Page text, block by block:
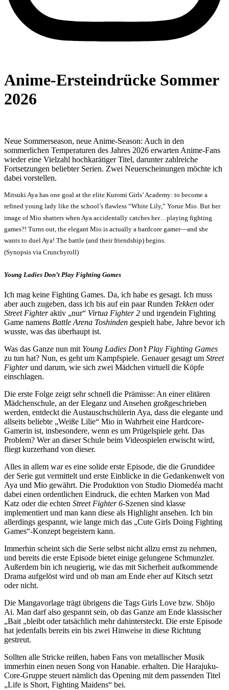
Anime-Ersteindrücke Sommer
2026
Neue Sommerseason, neue Anime-Season: Auch in den
sommerlichen Temperaturen des Jahres 2026 erwarten Anime-Fans
wieder eine Vielzahl hochkarätiger Titel, darunter zahlreiche
Fortsetzungen beliebter Serien. Zwei Neuerscheinungen möchte ich
dabei vorstellen.
Mitsuki Aya has one goal at the elite Kuromi Girls’ Academy: to become a
refined young lady like the school’s flawless “White Lily,” Yorue Mio. But her
image of Mio shatters when Aya accidentally catches her…playing fighting
games?! Turns out, the elegant Mio is actually a hardcore gamer—and she
wants to duel Aya! The battle (and their friendship) begins.
(Synopsis via Crunchyroll)
Young Ladies Don’t Play Fighting Games
Ich mag keine Fighting Games. Da, ich habe es gesagt. Ich muss
aber auch zugeben, dass ich bis auf ein paar Runden Tekken oder
Street Fighteraktiv „nur“ Virtua Fighter 2 und irgendein Fighting
Game namens Battle Arena Toshinden gespielt habe, Jahre bevor ich
wusste, was das überhaupt ist.
Was das Ganze nun mit Young Ladies Don’t Play Fighting Games
zu tun hat? Nun, es geht um Kampfspiele. Genauer gesagt um Street
Fighterund darum, wie sich zwei Mädchen virtuell die Köpfe
einschlagen.
Die erste Folge zeigt sehr schnell die Prämisse: An einer elitären
Mädchenschule, an der Eleganz und Ansehen großgeschrieben
werden, entdeckt die Austauschschülerin Aya, dass die elegante und
allseits beliebte „Weiße Lilie“ Mio in Wahrheit eine Hardcore-
Gamerin ist, insbesondere, wenn es um Prügelspiele geht. Das
Problem? Wer an dieser Schule beim Videospielen erwischt wird,
fliegt kurzerhand von dieser.
Alles in allem war es eine solide erste Episode, die die Grundidee
der Serie gut vermittelt und erste Einblicke in die Gedankenwelt von
Aya und Mio gewährt. Die Produktion von Studio Diomedéa macht
dabei einen ordentlichen Eindruck, die echten Marken von Mad
Katz oder die echten Street Fighter 6-Szenen sind klasse
implementiert und man kann diese als Highlight ansehen. Ich bin
allerdings gespannt, wie lange mich das „Cute Girls Doing Fighting
Games“-Konzept begeistern kann.
Immerhin scheint sich die Serie selbst nicht allzu ernst zu nehmen,
und bereits die erste Episode bietet einige gelungene Schmunzler.
Außerdem bin ich neugierig, wie das mit Sicherheit aufkommende
Drama aufgelöst wird und ob man am Ende eher auf Kitsch setzt
oder nicht.
Die Mangavorlage trägt übrigens die Tags Girls Love bzw. Shōjo
Ai. Man darf also gespannt sein, ob das Ganze am Ende klassischer
„Bait „bleibt oder tatsächlich mehr dahintersteckt. Die erste Episode
hat jedenfalls bereits ein bis zwei Hinweise in diese Richtung
gestreut.
Sollten alle Stricke reißen, haben Fans von metallischer Musik
immerhin einen neuen Song von Hanabie. erhalten. Die Harajuku-
Core-Gruppe steuert nämlich das Opening mit dem passenden Titel
„Life is Short, Fighting Maidens“ bei.